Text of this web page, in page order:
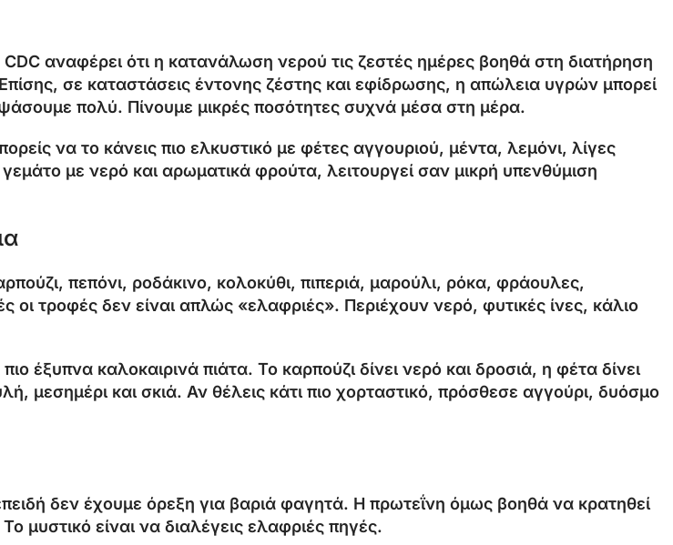
αναφέρει ότι η κατανάλωση νερού τις ζεστές ημέρες βοηθά στη διατήρηση
σε καταστάσεις έντονης ζέστης και εφίδρωσης, η απώλεια υγρών μπορεί
πολύ. Πίνουμε μικρές ποσότητες συχνά μέσα στη μέρα.
να το κάνεις πιο ελκυστικό με φέτες αγγουριού, μέντα, λεμόνι, λίγες
με νερό και αρωματικά φρούτα, λειτουργεί σαν μικρή υπενθύμιση
πεπόνι, ροδάκινο, κολοκύθι, πιπεριά, μαρούλι, ρόκα, φράουλες,
τροφές δεν είναι απλώς «ελαφριές». Περιέχουν νερό, φυτικές ίνες, κάλιο
έξυπνα καλοκαιρινά πιάτα. Το καρπούζι δίνει νερό και δροσιά, η φέτα δίνει
μεσημέρι και σκιά. Αν θέλεις κάτι πιο χορταστικό, πρόσθεσε αγγούρι, δυόσμο
δεν έχουμε όρεξη για βαριά φαγητά. Η πρωτεΐνη όμως βοηθά να κρατηθεί
μυστικό είναι να διαλέγεις ελαφριές πηγές.